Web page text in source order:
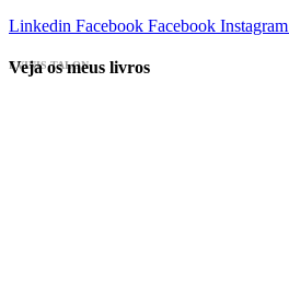
Linkedin Facebook Facebook Instagram
EVINIS TALON
Veja os meus livros